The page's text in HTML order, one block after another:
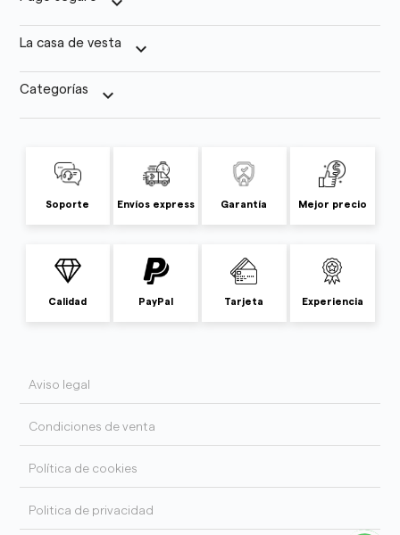
La casa de vesta keyboard_arrow_down
Categorías keyboard_arrow_down
Soporte Envíos express Garantía Mejor precio
Calidad PayPal Tarjeta Experiencia
Aviso legal
Condiciones de venta
Política de cookies
Politica de privacidad